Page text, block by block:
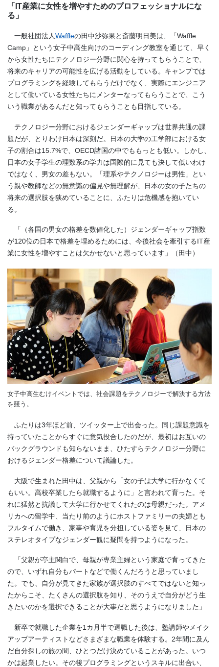
「IT産業に女性を増やすためのプロフェッショナルにな
る」
一般社団法人Waffleの田中沙弥果と斎藤明日美は、「Waffle
Camp」という女子中高生向けのコーディング教室を通じて、早く
から女性たちにテクノロジー分野に関心を持ってもらうことで、
将来のキャリアの可能性を広げる活動をしている。キャンプでは
プログラミングを経験してもらうだけでなく、実際にエンジニア
として働いている女性たちにメンターなってもらうことで、こう
いう職業があるんだと知ってもらうことも目指している。
テクノロジー分野におけるジェンダーギャップは世界共通の課
題だが、とりわけ日本は深刻だ。日本の大学の工学部における女
子の割合は15.7%で、OECD諸国の中でももっとも低い。しかし、
日本の女子学生の理数系の学力は国際的に見ても決して低いわけ
ではなく、男女の差もない。「理系やテクノロジーは男性」とい
う親や教師などの無意識の偏見や無理解が、日本の女の子たちの
将来の選択肢を狭めていることに、ふたりは危機感を抱いてい
る。
「（各国の男女の格差を数値化した）ジェンダーギャップ指数
が120位の日本で格差を埋めるためには、今後社会を牽引するIT産
業に女性を増やすことは欠かせないと思っています」（田中）
女子中高生むけイベントでは、社会課題をテクノロジーで解決する方法
を競う。
ふたりは3年ほど前、ツイッター上で出会った。同じ課題意識を
持っていたことからすぐに意気投合したのだが、最初はお互いの
バックグラウンドも知らないまま、ひたすらテクノロジー分野に
おけるジェンダー格差について議論した。
大阪で生まれた田中は、父親から「女の子は大学に行かなくて
もいい。高校卒業したら就職するように」と言われて育った。そ
れに猛然と抗議して大学に行かせてくれたのは母親だった。アメ
リカへの留学中、当たり前のようにホストファミリーの夫婦とも
フルタイムで働き、家事や育児を分担している姿を見て、日本の
ステレオタイプなジェンダー観に疑問を持つようになった。
「父親が亭主関白で、母親が専業主婦という家庭で育ってきた
ので、いずれ自分もパートなどで働くんだろうと思っていまし
た。でも、自分が見てきた家族が選択肢のすべてではないと知っ
たからこそ、たくさんの選択肢を知り、そのうえで自分がどう生
きたいのかを選択できることが大事だと思うようになりました」
新卒で就職した企業を1カ月半で退職した後は、塾講師やメイク
アップアーティストなどさまざまな職業を体験する。2年間に及ん
だ自分探しの旅の間、ひとつだけ決めていることがあった。いつ
かは起業したい。その後プログラミングというスキルに出合い、